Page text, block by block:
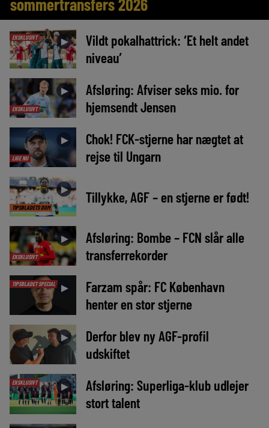
sommertransfers 2026
EKSKLUSIVT ►
Vildt pokalhattrick: ‘Et helt andet
niveau’
EKSKLUSIVT
►
Afsløring: Afviser seks mio. for
hjemsendt Jensen
LIGE NU
►
Chok! FCK-stjerne har nægtet at
rejse til Ungarn
TIPSBLADETS DOM
► Tillykke, AGF – en stjerne er født!
EKSKLUSIVT
►
Afsløring: Bombe – FCN slår alle
transferrekorder
TIPSBLADET SPECIAL ►
Farzam spår: FC København
henter en stor stjerne
►
Derfor blev ny AGF-profil
udskiftet
EKSKLUSIVT ►
Afsløring: Superliga-klub udlejer
stort talent